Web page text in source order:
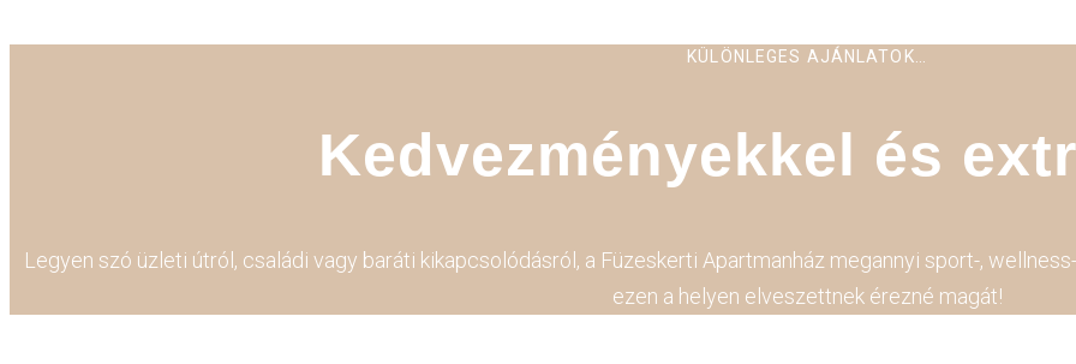
KÜLÖNLEGES AJÁNLATOK…
Kedvezményekkel és
Legyen szó üzleti útról, családi vagy baráti kikapcsolódásról, a Füzeskerti Apartmanház megannyi sport-,
ezen a helyen elveszettnek érezné magát!